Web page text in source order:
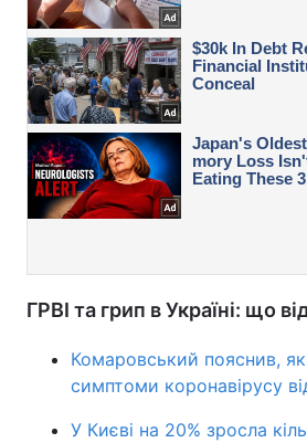
ГРВІ та грип в Україні: що
Комаровський пояснив, як
симптоми коронавірусу
У Києві на 20% зросла